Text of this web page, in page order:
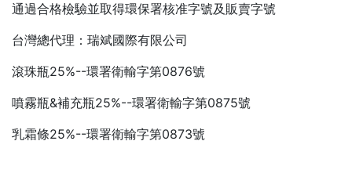
通過合格檢驗並取得環保署核准字號及販賣字號
台灣總代理：瑞斌國際有限公司
滾珠瓶25%--環署衛輸字第0876號
噴霧瓶&補充瓶25%--環署衛輸字第0875號
乳霜條25%--環署衛輸字第0873號